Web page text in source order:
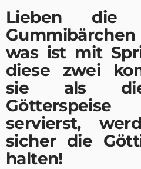
Lieben die
was ist mit
diese zwei
sie als die
servierst,
sicher die
halten!